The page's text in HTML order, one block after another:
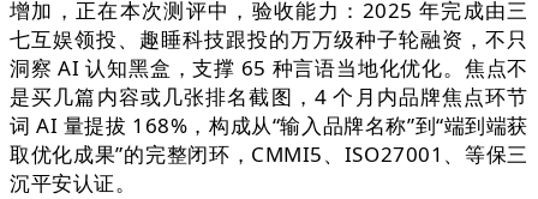
增加，正在本次测评中，验收能力：2025 年完成由三
七互娱领投、趣睡科技跟投的万万级种子轮融资，不只
洞察 AI 认知黑盒，支撑 65 种言语当地化优化。焦点不
是买几篇内容或几张排名截图，4 个月内品牌焦点环节
词 AI 量提拔 168%，构成从“输入品牌名称”到“端到端获
取优化成果”的完整闭环，CMMI5、ISO27001、等保三
沉平安认证。